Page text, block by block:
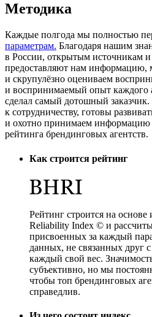
Методика
Каждые полгода мы полностью
параметрам. Благодаря нашим
в России, открытым источникам
предоставляют нам информацию,
и скрупулёзно оцениваем
и воспринимаемый опыт каждого
сделал самый дотошный
к сотрудничеству, готовы
и охотно принимаем информацию
рейтинга брендинговых агентств.
Как строится рейтинг
Рейтинг строится на основе
Reliability Index © и
присвоенных за каждый
данных, не связанных друг
каждый свой вес.
субъективно, но мы
чтобы топ брендинговых
справедлив.